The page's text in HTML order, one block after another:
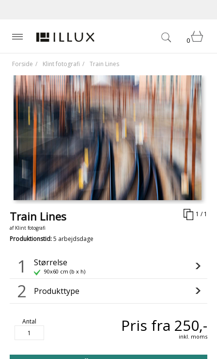
0
Forside Klint fotografi Train Lines
1 / 1
Train Lines
af Klint fotografi
Produktionstid:5 arbejdsdage
1 Størrelse
90x60 cm (b x h)
2 Produkttype
Antal Pris fra 250,-
inkl. moms